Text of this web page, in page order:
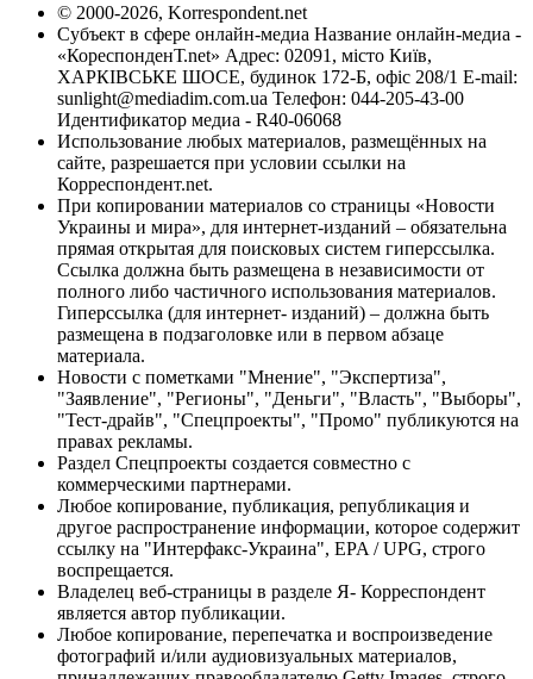
© 2000-2026, Korrespondent.net
Субъект в сфере онлайн-медиа Название онлайн-медиа -
«КореспонденТ.net» Адрес: 02091, місто Київ,
ХАРКІВСЬКЕ ШОСЕ, будинок 172-Б, офіс 208/1 E-mail:
sunlight@mediadim.com.ua Телефон: 044-205-43-00
Идентификатор медиа - R40-06068
Использование любых материалов, размещённых на
сайте, разрешается при условии ссылки на
Корреспондент.net.
При копировании материалов со страницы «Новости
Украины и мира», для интернет-изданий – обязательна
прямая открытая для поисковых систем гиперссылка.
Ссылка должна быть размещена в независимости от
полного либо частичного использования материалов.
Гиперссылка (для интернет- изданий) – должна быть
размещена в подзаголовке или в первом абзаце
материала.
Новости с пометками "Мнение", "Экспертиза",
"Заявление", "Регионы", "Деньги", "Власть", "Выборы",
"Тест-драйв", "Спецпроекты", "Промо" публикуются на
правах рекламы.
Раздел Спецпроекты создается совместно с
коммерческими партнерами.
Любое копирование, публикация, републикация и
другое распространение информации, которое содержит
ссылку на "Интерфакс-Украина", EPA / UPG, строго
воспрещается.
Владелец веб-страницы в разделе Я- Корреспондент
является автор публикации.
Любое копирование, перепечатка и воспроизведение
фотографий и/или аудиовизуальных материалов,